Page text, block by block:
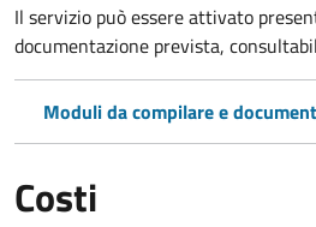
Il servizio può essere attivato
documentazione prevista,
Moduli da compilare e
Costi